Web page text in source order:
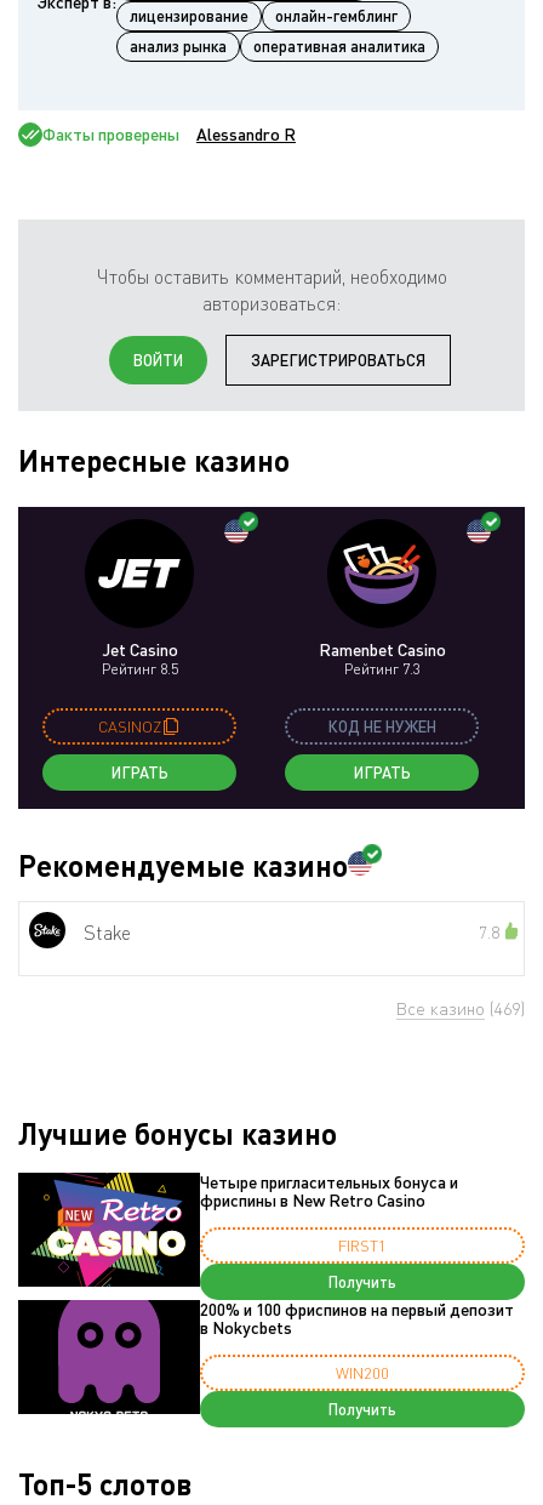
лицензирование
онлайн-гемблинг
анализ рынка
оперативная аналитика
Факты проверены Alessandro R
Чтобы оставить комментарий, необходимо
авторизоваться:
ВОЙТИ ЗАРЕГИСТРИРОВАТЬСЯ
Интересные казино
Jet Casino
Рейтинг 8.5
CASINOZ
ИГРАТЬ
Ramenbet Casino
Рейтинг 7.3
КОД НЕ НУЖЕН
ИГРАТЬ
Рекомендуемые казино
Stake 7.8
Все казино (469)
Лучшие бонусы казино
Четыре пригласительных бонуса и
фриспины в New Retro Casino
FIRST1
Получить
200% и 100 фриспинов на первый депозит
в Nokycbets
WIN200
Получить
Топ-5 слотов